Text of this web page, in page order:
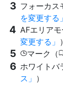
フォーカス
を変更する
AFエリア
変更する
）
gマーク（
ホワイトバ
ス
）